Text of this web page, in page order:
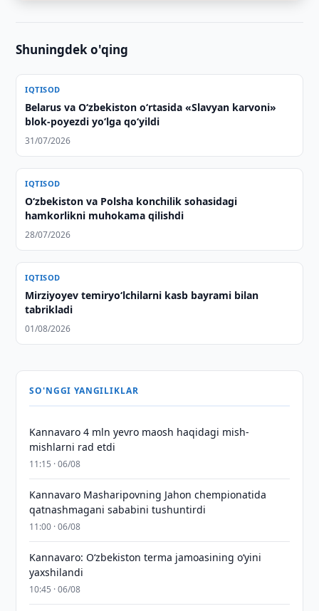
Shuningdek o'qing
IQTISOD
Belarus va O‘zbekiston o‘rtasida «Slavyan karvoni»
blok-poyezdi yo‘lga qo‘yildi
31/07/2026
IQTISOD
Oʻzbekiston va Polsha konchilik sohasidagi
hamkorlikni muhokama qilishdi
28/07/2026
IQTISOD
Mirziyoyev temiryo‘lchilarni kasb bayrami bilan
tabrikladi
01/08/2026
SO'NGGI YANGILIKLAR
Kannavaro 4 mln yevro maosh haqidagi mish-
mishlarni rad etdi
11:15 · 06/08
Kannavaro Masharipovning Jahon chempionatida
qatnashmagani sababini tushuntirdi
11:00 · 06/08
Kannavaro: O‘zbekiston terma jamoasining o‘yini
yaxshilandi
10:45 · 06/08